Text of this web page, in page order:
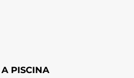
PISCINA